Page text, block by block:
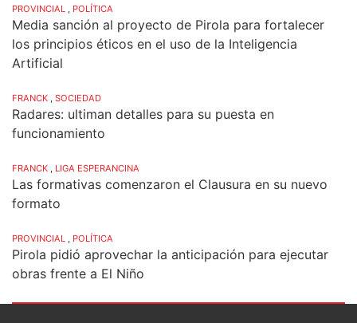
PROVINCIAL POLÍTICA
Media sanción al proyecto de Pirola para fortalecer
los principios éticos en el uso de la Inteligencia
Artificial
FRANCK SOCIEDAD
Radares: ultiman detalles para su puesta en
funcionamiento
FRANCK LIGA ESPERANCINA
Las formativas comenzaron el Clausura en su nuevo
formato
PROVINCIAL POLÍTICA
Pirola pidió aprovechar la anticipación para ejecutar
obras frente a El Niño